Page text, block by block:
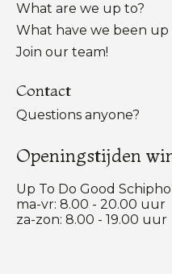
What are we up to?
What have we been up
Join our team!
Contact
Questions anyone?
Openingstijden
Up To Do Good
ma-vr: 8.00 - 20.00 uur
za-zon: 8.00 - 19.00 uur